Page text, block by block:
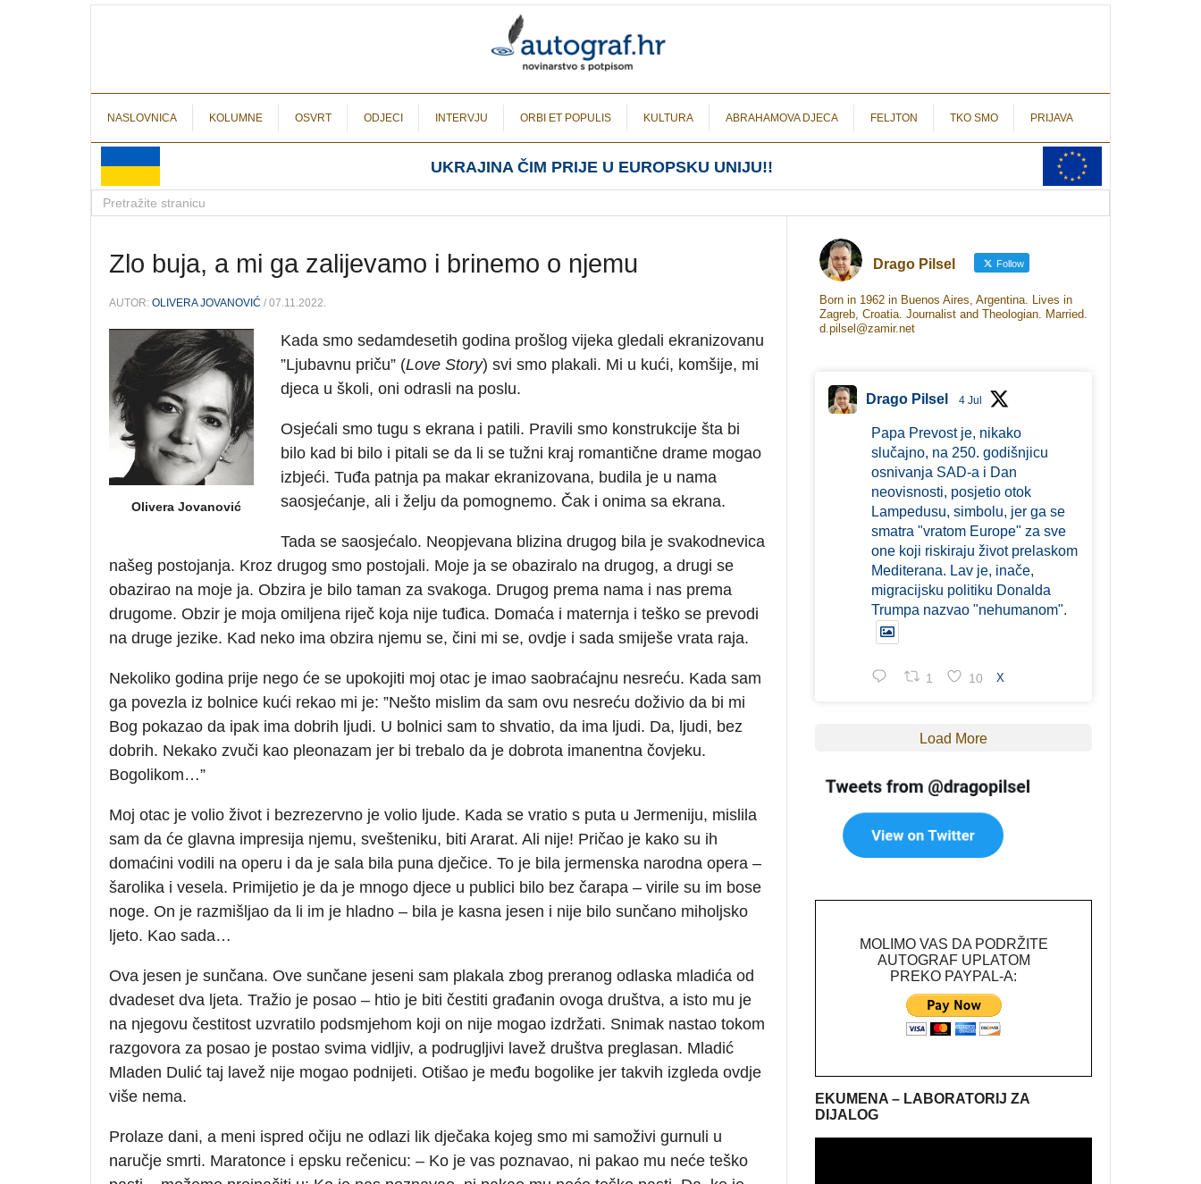
NASLOVNICA KOLUMNE OSVRT ODJECI INTERVJU ORBI ET POPULIS KULTURA ABRAHAMOVA DJECA FELJTON TKO SMO PRIJAVA
UKRAJINA ČIM PRIJE U EUROPSKU UNIJU!!
Zlo buja, a mi ga zalijevamo i brinemo o njemu
AUTOR: OLIVERA JOVANOVIĆ / 07.11.2022.
Olivera Jovanović
Kada smo sedamdesetih godina prošlog vijeka gledali ekranizovanu
”Ljubavnu priču” (Love Story) svi smo plakali. Mi u kući, komšije, mi
djeca u školi, oni odrasli na poslu.
Osjećali smo tugu s ekrana i patili. Pravili smo konstrukcije šta bi
bilo kad bi bilo i pitali se da li se tužni kraj romantične drame mogao
izbjeći. Tuđa patnja pa makar ekranizovana, budila je u nama
saosjećanje, ali i želju da pomognemo. Čak i onima sa ekrana.
Tada se saosjećalo. Neopjevana blizina drugog bila je svakodnevica
našeg postojanja. Kroz drugog smo postojali. Moje ja se obaziralo na drugog, a drugi se
obazirao na moje ja. Obzira je bilo taman za svakoga. Drugog prema nama i nas prema
drugome. Obzir je moja omiljena riječ koja nije tuđica. Domaća i maternja i teško se prevodi
na druge jezike. Kad neko ima obzira njemu se, čini mi se, ovdje i sada smiješe vrata raja.
Nekoliko godina prije nego će se upokojiti moj otac je imao saobraćajnu nesreću. Kada sam
ga povezla iz bolnice kući rekao mi je: ”Nešto mislim da sam ovu nesreću doživio da bi mi
Bog pokazao da ipak ima dobrih ljudi. U bolnici sam to shvatio, da ima ljudi. Da, ljudi, bez
dobrih. Nekako zvuči kao pleonazam jer bi trebalo da je dobrota imanentna čovjeku.
Bogolikom…”
Moj otac je volio život i bezrezervno je volio ljude. Kada se vratio s puta u Jermeniju, mislila
sam da će glavna impresija njemu, svešteniku, biti Ararat. Ali nije! Pričao je kako su ih
domaćini vodili na operu i da je sala bila puna dječice. To je bila jermenska narodna opera –
šarolika i vesela. Primijetio je da je mnogo djece u publici bilo bez čarapa – virile su im bose
noge. On je razmišljao da li im je hladno – bila je kasna jesen i nije bilo sunčano miholjsko
ljeto. Kao sada…
Ova jesen je sunčana. Ove sunčane jeseni sam plakala zbog preranog odlaska mladića od
dvadeset dva ljeta. Tražio je posao – htio je biti čestiti građanin ovoga društva, a isto mu je
na njegovu čestitost uzvratilo podsmjehom koji on nije mogao izdržati. Snimak nastao tokom
razgovora za posao je postao svima vidljiv, a podrugljivi lavež društva preglasan. Mladić
Mladen Dulić taj lavež nije mogao podnijeti. Otišao je među bogolike jer takvih izgleda ovdje
više nema.
Prolaze dani, a meni ispred očiju ne odlazi lik dječaka kojeg smo mi samoživi gurnuli u
naručje smrti. Maratonce i epsku rečenicu: – Ko je vas poznavao, ni pakao mu neće teško
Drago Pilsel Follow
Born in 1962 in Buenos Aires, Argentina. Lives in
Zagreb, Croatia. Journalist and Theologian. Married.
d.pilsel@zamir.net
Drago Pilsel 4 Jul
Papa Prevost je, nikako
slučajno, na 250. godišnjicu
osnivanja SAD-a i Dan
neovisnosti, posjetio otok
Lampedusu, simbolu, jer ga se
smatra "vratom Europe" za sve
one koji riskiraju život prelaskom
Mediterana. Lav je, inače,
migracijsku politiku Donalda
Trumpa nazvao "nehumanom".
1 10 X
Load More
MOLIMO VAS DA PODRŽITE
AUTOGRAF UPLATOM
PREKO PAYPAL-A:
EKUMENA – LABORATORIJ ZA
DIJALOG